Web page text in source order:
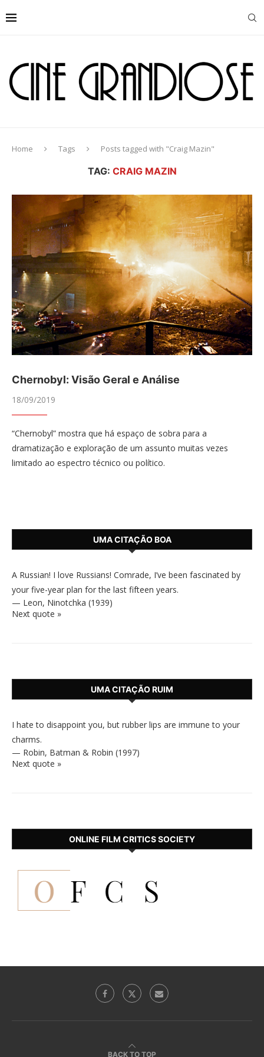
Home Tags Posts tagged with "Craig Mazin"
TAG: CRAIG MAZIN
Chernobyl: Visão Geral e Análise
18/09/2019
“Chernobyl” mostra que há espaço de sobra para a
dramatização e exploração de um assunto muitas vezes
limitado ao espectro técnico ou político.
UMA CITAÇÃO BOA
A Russian! I love Russians! Comrade, I’ve been fascinated by
your five-year plan for the last fifteen years.
— Leon, Ninotchka (1939)
Next quote »
UMA CITAÇÃO RUIM
I hate to disappoint you, but rubber lips are immune to your
charms.
— Robin, Batman & Robin (1997)
Next quote »
ONLINE FILM CRITICS SOCIETY
BACK TO TOP